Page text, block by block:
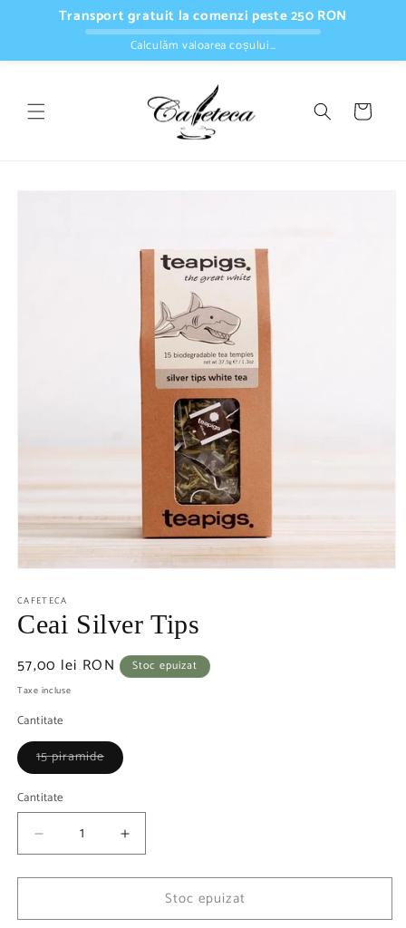
Salt laTransport gratuit la comenzi peste 250 RON
Calculăm valoarea coșului…
Coș
CAFETECA
Ceai Silver Tips
Preț
obișnuit
57,00 lei RON Stoc epuizat
Taxe incluse
Cantitate
15 piramideVarianta
are
sau
este
indisponibilă
Cantitate
Reduceți
cantitatea
pentru
Silver
Creșteți
cantitatea
pentru
Silver
Stoc epuizat